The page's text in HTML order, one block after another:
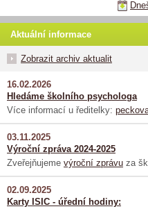
Aktuální informace
Zobrazit archiv aktualit
16.02.2026
Hledáme školního psychologa
Více informací u ředitelky:
03.11.2025
Výroční zpráva 2024-2025
Zveřejňujeme výroční zprávu za
02.09.2025
Karty ISIC - úřední hodiny: